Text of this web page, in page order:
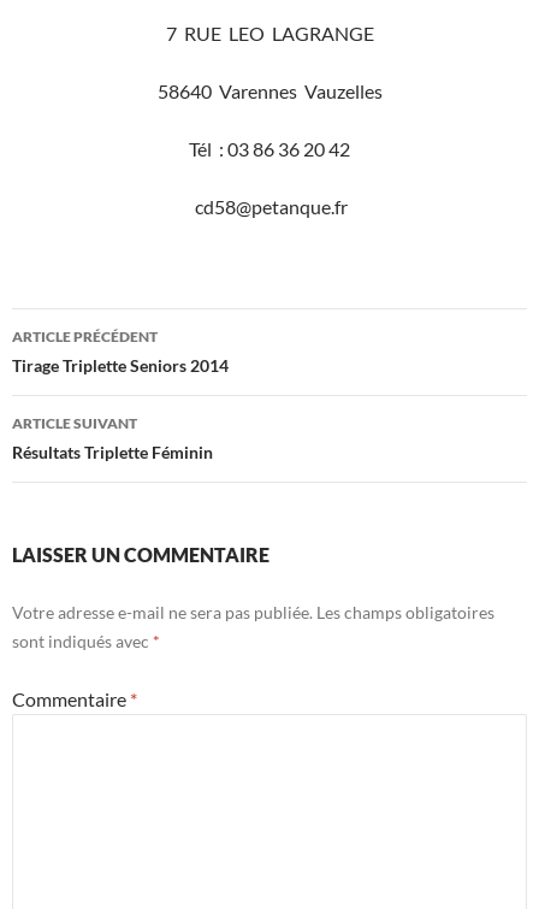
7 RUE LEO LAGRANGE
58640 Varennes Vauzelles
Tél : 03 86 36 20 42
cd58@petanque.fr
Navigation
des
articles
ARTICLE PRÉCÉDENT
Tirage Triplette Seniors 2014
ARTICLE SUIVANT
Résultats Triplette Féminin
LAISSER UN COMMENTAIRE
Votre adresse e-mail ne sera pas publiée. Les champs obligatoires
sont indiqués avec *
Commentaire *